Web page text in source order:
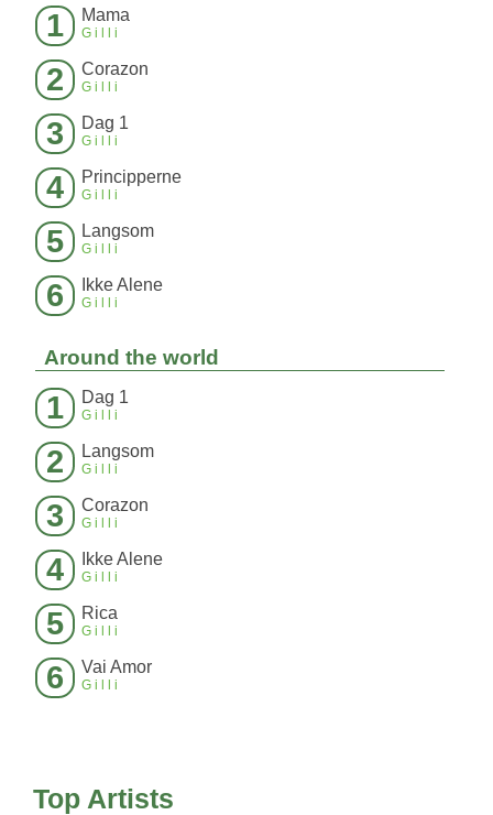
1 Mama
Gilli
2 Corazon
Gilli
3 Dag 1
Gilli
4 Principperne
Gilli
5 Langsom
Gilli
6 Ikke Alene
Gilli
Around the world
1 Dag 1
Gilli
2 Langsom
Gilli
3 Corazon
Gilli
4 Ikke Alene
Gilli
5 Rica
Gilli
6 Vai Amor
Gilli
Top Artists